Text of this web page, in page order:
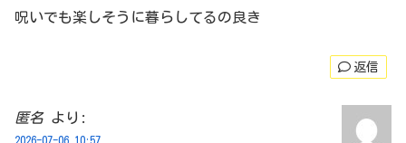
呪いでも楽しそうに暮らしてるの良き
返信
匿名 より:
2026-07-06 10:57